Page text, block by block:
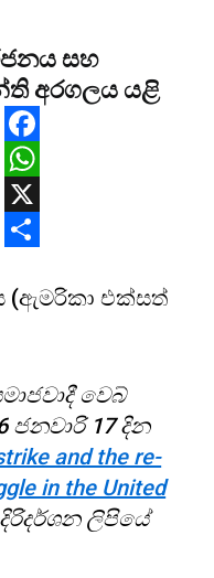
සහ
අරගලය යළි
Facebook
WhatsApp
X
(ඇමරිකා එක්සත්
වෙබ්
ජනවාරි 17 දින
and the re-
in the United
ලිපියේ